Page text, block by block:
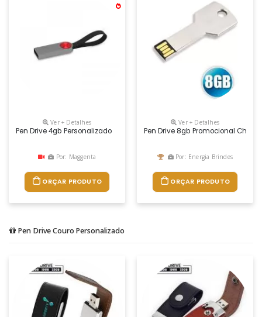
Ver + Detalhes
Pen Drive 4gb Personalizado
Por: Maggenta
ORÇAR PRODUTO
Ver + Detalhes
Pen Drive 8gb Promocional Chave
Por: Energia Brindes
ORÇAR PRODUTO
Pen Drive Couro Personalizado